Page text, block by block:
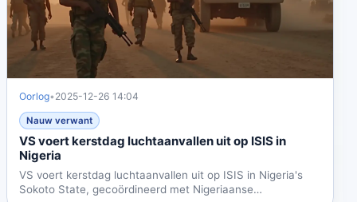
Oorlog• 2025-12-26 14:04
Nauw verwant
VS voert kerstdag luchtaanvallen uit op ISIS in
Nigeria
VS voert kerstdag luchtaanvallen uit op ISIS in Nigeria's
Sokoto State, gecoördineerd met Nigeriaanse